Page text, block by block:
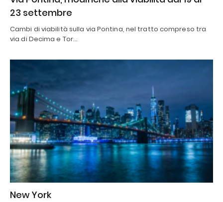
23 settembre
Cambi di viabilità sulla via Pontina, nel tratto compreso tra
via di Decima e Tor…
New York